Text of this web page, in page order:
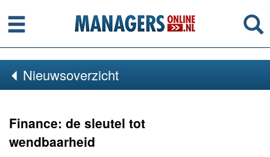
Menu
Nieuwsoverzicht
Finance: de sleutel tot
wendbaarheid